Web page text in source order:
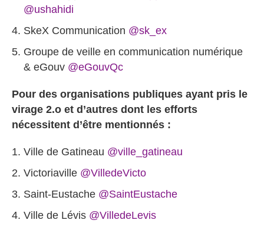
@ushahidi
SkeX Communication @sk_ex
Groupe de veille en communication numérique
& eGouv @eGouvQc
Pour des organisations publiques ayant pris le
virage 2.o et d’autres dont les efforts
nécessitent d’être mentionnés :
Ville de Gatineau @ville_gatineau
Victoriaville @VilledeVicto
Saint-Eustache @SaintEustache
@VilledeLevis